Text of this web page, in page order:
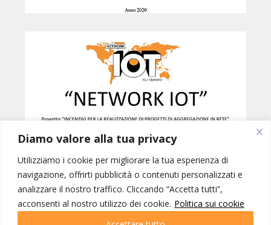
Diamo valore alla tua privacy
Utilizziamo i cookie per migliorare la tua esperienza di
navigazione, offrirti pubblicità o contenuti personalizzati e
analizzare il nostro traffico. Cliccando “Accetta tutti”,
acconsenti al nostro utilizzo dei cookie. Politica sui cookie
Created byB42
NETWORK IOT © INTERNATIONAL ORGANIZATION OF TOURISM SRL -
PORDENONE p.iva 01228770937 | IOT VIAGGI SRL - GORIZIA p.iva